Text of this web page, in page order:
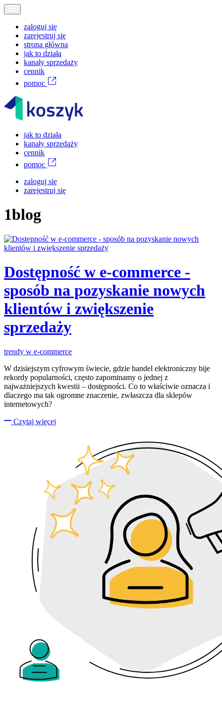
zaloguj się
zarejestruj się
strona główna
jak to działa
kanały sprzedaży
cennik
pomoc
jak to działa
kanały sprzedaży
cennik
pomoc
zaloguj się
zarejestruj się
1blog
Dostępność w e-commerce -
sposób na pozyskanie nowych
klientów i zwiększenie
sprzedaży
trendy w e-commerce
W dzisiejszym cyfrowym świecie, gdzie handel elektroniczny bije
rekordy popularności, często zapominamy o jednej z
najważniejszych kwestii – dostępności. Co to właściwie oznacza i
dlaczego ma tak ogromne znaczenie, zwłaszcza dla sklepów
internetowych?
Czytaj więcej